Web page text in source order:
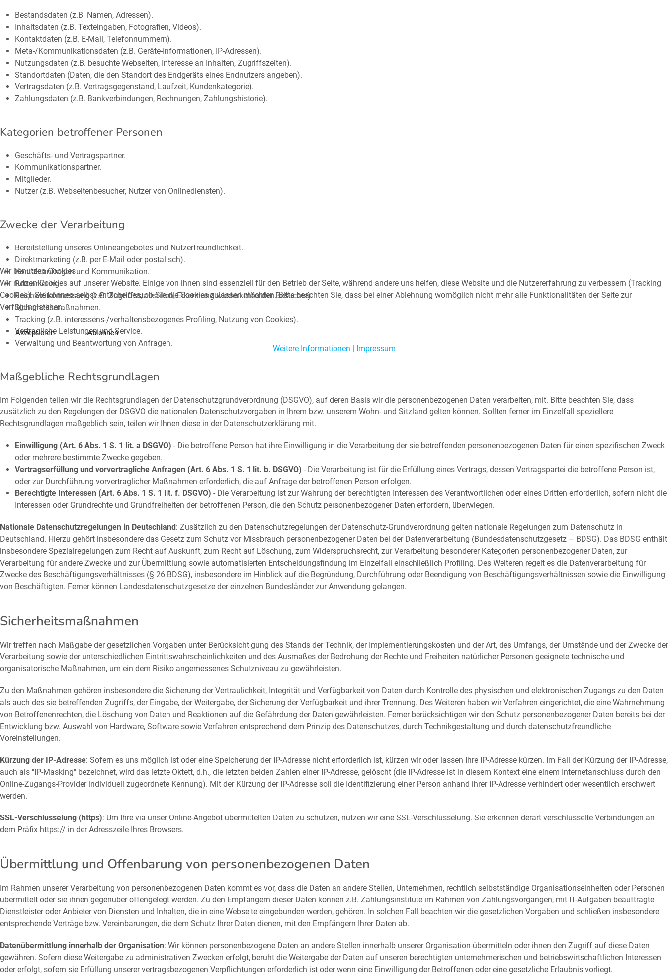
Bestandsdaten (z.B. Namen, Adressen).
Inhaltsdaten (z.B. Texteingaben, Fotografien, Videos).
Kontaktdaten (z.B. E-Mail, Telefonnummern).
Meta-/Kommunikationsdaten (z.B. Geräte-Informationen, IP-Adressen).
Nutzungsdaten (z.B. besuchte Webseiten, Interesse an Inhalten, Zugriffszeiten).
Standortdaten (Daten, die den Standort des Endgeräts eines Endnutzers angeben).
Vertragsdaten (z.B. Vertragsgegenstand, Laufzeit, Kundenkategorie).
Zahlungsdaten (z.B. Bankverbindungen, Rechnungen, Zahlungshistorie).
Kategorien betroffener Personen
Geschäfts- und Vertragspartner.
Kommunikationspartner.
Mitglieder.
Nutzer (z.B. Webseitenbesucher, Nutzer von Onlinediensten).
Zwecke der Verarbeitung
Bereitstellung unseres Onlineangebotes und Nutzerfreundlichkeit.
Direktmarketing (z.B. per E-Mail oder postalisch).
Kontaktanfragen und Kommunikation.
Remarketing.
Reichweitenmessung (z.B. Zugriffsstatistiken, Erkennung wiederkehrender Besucher).
Sicherheitsmaßnahmen.
Tracking (z.B. interessens-/verhaltensbezogenes Profiling, Nutzung von Cookies).
Vertragliche Leistungen und Service.
Verwaltung und Beantwortung von Anfragen.
Maßgebliche Rechtsgrundlagen
Im Folgenden teilen wir die Rechtsgrundlagen der Datenschutzgrundverordnung (DSGVO), auf deren Basis wir die personenbezogenen Daten verarbeiten, mit. Bitte beachten Sie, dass
zusätzlich zu den Regelungen der DSGVO die nationalen Datenschutzvorgaben in Ihrem bzw. unserem Wohn- und Sitzland gelten können. Sollten ferner im Einzelfall speziellere
Rechtsgrundlagen maßgeblich sein, teilen wir Ihnen diese in der Datenschutzerklärung mit.
Einwilligung (Art. 6 Abs. 1 S. 1 lit. a DSGVO) - Die betroffene Person hat ihre Einwilligung in die Verarbeitung der sie betreffenden personenbezogenen Daten für einen spezifischen Zweck
oder mehrere bestimmte Zwecke gegeben.
Vertragserfüllung und vorvertragliche Anfragen (Art. 6 Abs. 1 S. 1 lit. b. DSGVO) - Die Verarbeitung ist für die Erfüllung eines Vertrags, dessen Vertragspartei die betroffene Person ist,
oder zur Durchführung vorvertraglicher Maßnahmen erforderlich, die auf Anfrage der betroffenen Person erfolgen.
Berechtigte Interessen (Art. 6 Abs. 1 S. 1 lit. f. DSGVO) - Die Verarbeitung ist zur Wahrung der berechtigten Interessen des Verantwortlichen oder eines Dritten erforderlich, sofern nicht die
Interessen oder Grundrechte und Grundfreiheiten der betroffenen Person, die den Schutz personenbezogener Daten erfordern, überwiegen.
Nationale Datenschutzregelungen in Deutschland: Zusätzlich zu den Datenschutzregelungen der Datenschutz-Grundverordnung gelten nationale Regelungen zum Datenschutz in
Deutschland. Hierzu gehört insbesondere das Gesetz zum Schutz vor Missbrauch personenbezogener Daten bei der Datenverarbeitung (Bundesdatenschutzgesetz – BDSG). Das BDSG enthält
insbesondere Spezialregelungen zum Recht auf Auskunft, zum Recht auf Löschung, zum Widerspruchsrecht, zur Verarbeitung besonderer Kategorien personenbezogener Daten, zur
Verarbeitung für andere Zwecke und zur Übermittlung sowie automatisierten Entscheidungsfindung im Einzelfall einschließlich Profiling. Des Weiteren regelt es die Datenverarbeitung für
Zwecke des Beschäftigungsverhältnisses (§ 26 BDSG), insbesondere im Hinblick auf die Begründung, Durchführung oder Beendigung von Beschäftigungsverhältnissen sowie die Einwilligung
von Beschäftigten. Ferner können Landesdatenschutzgesetze der einzelnen Bundesländer zur Anwendung gelangen.
Sicherheitsmaßnahmen
Wir treffen nach Maßgabe der gesetzlichen Vorgaben unter Berücksichtigung des Stands der Technik, der Implementierungskosten und der Art, des Umfangs, der Umstände und der Zwecke der
Verarbeitung sowie der unterschiedlichen Eintrittswahrscheinlichkeiten und des Ausmaßes der Bedrohung der Rechte und Freiheiten natürlicher Personen geeignete technische und
organisatorische Maßnahmen, um ein dem Risiko angemessenes Schutzniveau zu gewährleisten.
Zu den Maßnahmen gehören insbesondere die Sicherung der Vertraulichkeit, Integrität und Verfügbarkeit von Daten durch Kontrolle des physischen und elektronischen Zugangs zu den Daten
als auch des sie betreffenden Zugriffs, der Eingabe, der Weitergabe, der Sicherung der Verfügbarkeit und ihrer Trennung. Des Weiteren haben wir Verfahren eingerichtet, die eine Wahrnehmung
von Betroffenenrechten, die Löschung von Daten und Reaktionen auf die Gefährdung der Daten gewährleisten. Ferner berücksichtigen wir den Schutz personenbezogener Daten bereits bei der
Entwicklung bzw. Auswahl von Hardware, Software sowie Verfahren entsprechend dem Prinzip des Datenschutzes, durch Technikgestaltung und durch datenschutzfreundliche
Voreinstellungen.
Kürzung der IP-Adresse: Sofern es uns möglich ist oder eine Speicherung der IP-Adresse nicht erforderlich ist, kürzen wir oder lassen Ihre IP-Adresse kürzen. Im Fall der Kürzung der IP-Adresse,
auch als "IP-Masking" bezeichnet, wird das letzte Oktett, d.h., die letzten beiden Zahlen einer IP-Adresse, gelöscht (die IP-Adresse ist in diesem Kontext eine einem Internetanschluss durch den
Online-Zugangs-Provider individuell zugeordnete Kennung). Mit der Kürzung der IP-Adresse soll die Identifizierung einer Person anhand ihrer IP-Adresse verhindert oder wesentlich erschwert
werden.
SSL-Verschlüsselung (https): Um Ihre via unser Online-Angebot übermittelten Daten zu schützen, nutzen wir eine SSL-Verschlüsselung. Sie erkennen derart verschlüsselte Verbindungen an
dem Präfix https:// in der Adresszeile Ihres Browsers.
Übermittlung und Offenbarung von personenbezogenen Daten
Im Rahmen unserer Verarbeitung von personenbezogenen Daten kommt es vor, dass die Daten an andere Stellen, Unternehmen, rechtlich selbstständige Organisationseinheiten oder Personen
übermittelt oder sie ihnen gegenüber offengelegt werden. Zu den Empfängern dieser Daten können z.B. Zahlungsinstitute im Rahmen von Zahlungsvorgängen, mit IT-Aufgaben beauftragte
Dienstleister oder Anbieter von Diensten und Inhalten, die in eine Webseite eingebunden werden, gehören. In solchen Fall beachten wir die gesetzlichen Vorgaben und schließen insbesondere
entsprechende Verträge bzw. Vereinbarungen, die dem Schutz Ihrer Daten dienen, mit den Empfängern Ihrer Daten ab.
Datenübermittlung innerhalb der Organisation: Wir können personenbezogene Daten an andere Stellen innerhalb unserer Organisation übermitteln oder ihnen den Zugriff auf diese Daten
gewähren. Sofern diese Weitergabe zu administrativen Zwecken erfolgt, beruht die Weitergabe der Daten auf unseren berechtigten unternehmerischen und betriebswirtschaftlichen Interessen
oder erfolgt, sofern sie Erfüllung unserer vertragsbezogenen Verpflichtungen erforderlich ist oder wenn eine Einwilligung der Betroffenen oder eine gesetzliche Erlaubnis vorliegt.
Wir benutzen Cookies
Wir nutzen Cookies auf unserer Website. Einige von ihnen sind essenziell für den Betrieb der Seite, während andere uns helfen, diese Website und die Nutzererfahrung zu verbessern (Tracking
Cookies). Sie können selbst entscheiden, ob Sie die Cookies zulassen möchten. Bitte beachten Sie, dass bei einer Ablehnung womöglich nicht mehr alle Funktionalitäten der Seite zur
Verfügung stehen.
Akzeptieren Ablehnen
Weitere Informationen | Impressum